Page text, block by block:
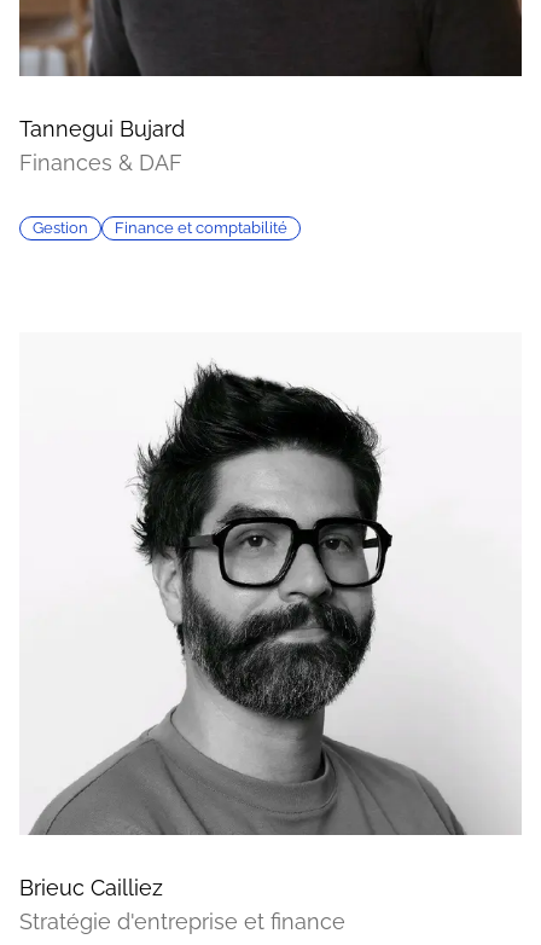
Tannegui Bujard
Finances & DAF
Gestion Finance et comptabilité
Brieuc Cailliez
Stratégie d'entreprise et finance